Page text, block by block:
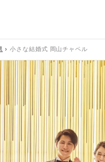
小さな結婚式 岡山チャペル